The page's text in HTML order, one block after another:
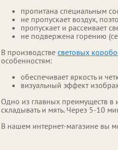
пропитана специальным
не пропускает воздух,
пропускает и рассеивает
не подвержена горению
В производстве световых
особенностям:
обеспечивает яркость и
визуальный эффект
Одно из главных преимуществ
складывать и мять. Через 5-10
В нашем интернет-магазине вы